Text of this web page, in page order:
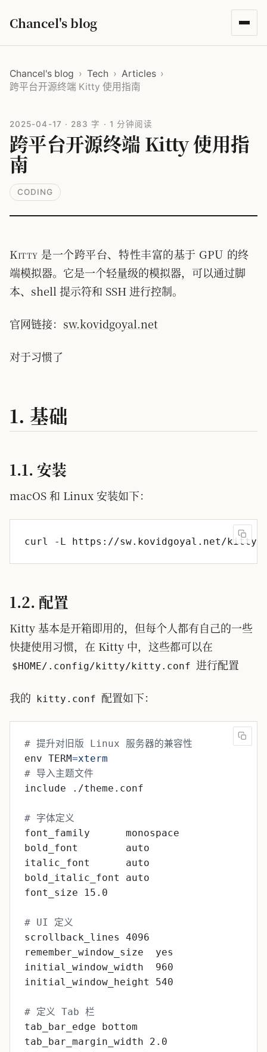
Chancel's blog
Chancel's blog › Tech › Articles ›
跨平台开源终端 Kitty 使用指南
2025-04-17 · 283 字 · 1 分钟阅读
跨平台开源终端 Kitty 使用指
南
CODING
Kitty 是一个跨平台、特性丰富的基于 GPU 的终
端模拟器。它是一个轻量级的模拟器，可以通过脚
本、shell 提示符和 SSH 进行控制。
官网链接： sw.kovidgoyal.net
对于习惯了
1. 基础
1.1. 安装
macOS 和 Linux 安装如下：
curl -L https://sw.kovidgoyal.net/
1.2. 配置
Kitty 基本是开箱即用的，但每个人都有自己的一些
快捷使用习惯，在 Kitty 中，这些都可以在
$HOME/.config/kitty/kitty.conf 进行配置
我的 kitty.conf 配置如下：
# 提升对旧版 Linux 服务器的兼容性
env TERM=xterm
# 导入主题文件
include ./theme.conf
# 字体定义
font_family      monospace
bold_font        auto
italic_font      auto
bold_italic_font auto
font_size 15.0
# UI 定义
scrollback_lines 4096
remember_window_size  yes
initial_window_width  960
initial_window_height 540
# 定义 Tab 栏
tab_bar_edge bottom
tab_bar_margin_width 2.0